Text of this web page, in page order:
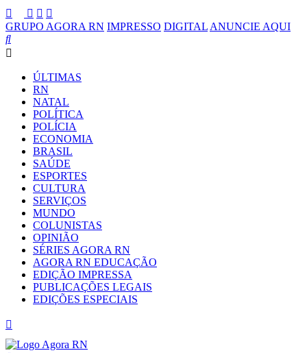
GRUPO AGORA RN IMPRESSO DIGITAL ANUNCIE AQUI
ÚLTIMAS
RN
NATAL
POLÍTICA
POLÍCIA
ECONOMIA
BRASIL
SAÚDE
ESPORTES
CULTURA
SERVIÇOS
MUNDO
COLUNISTAS
OPINIÃO
SÉRIES AGORA RN
AGORA RN EDUCAÇÃO
EDIÇÃO IMPRESSA
PUBLICAÇÕES LEGAIS
EDIÇÕES ESPECIAIS